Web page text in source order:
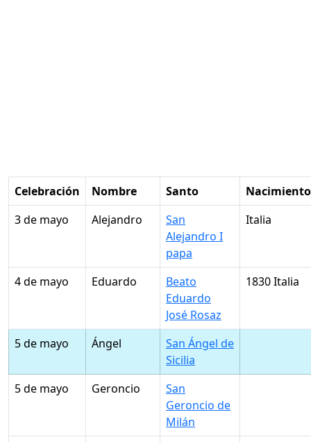
Celebración Nombre Santo
Nacimiento
3 de mayo
Alejandro
San
Alejandro I
papa
Italia
4 de mayo Eduardo
Beato
Eduardo
José Rosaz
1830 Italia
5 de mayo Ángel
San Ángel de
Sicilia
5 de mayo
Geroncio
San
Geroncio de
Milán